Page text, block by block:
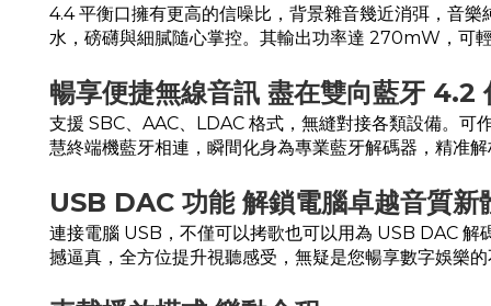
4.4 平衡口擁有更高的信噪比，背景雜音幾近消弭，音
水，磅礴與細膩隨心掌控。其輸出功率達 270mW，可
暢享便捷無線音訊 盡在雙向藍牙 4.2
支援 SBC、AAC、LDAC 格式，無縫對接各類設備。可
慧終端機藍牙相連，瞬間化身為專業藍牙解碼器，精准
USB DAC 功能 解鎖電腦卓越音質新
連接電腦 USB，不僅可以拷歌也可以用為 USB DAC 解
撼逼真，全方位提升視聽感受，無疑是您暢享數字娛樂